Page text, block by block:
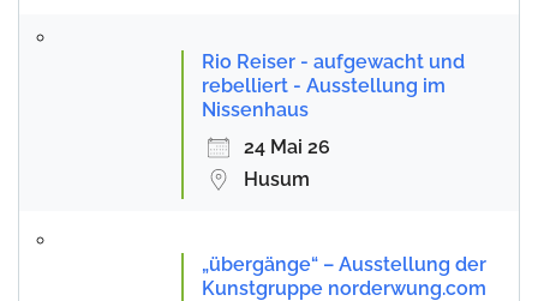
Rio Reiser - aufgewacht und
rebelliert - Ausstellung im
Nissenhaus
24 Mai 26
Husum
„übergänge“ – Ausstellung der
Kunstgruppe norderwung.com